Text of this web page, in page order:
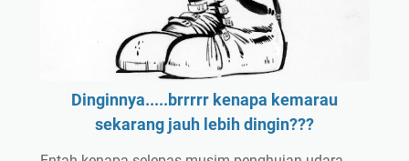
Dinginnya.....brrrrr kenapa kemarau
sekarang jauh lebih dingin???